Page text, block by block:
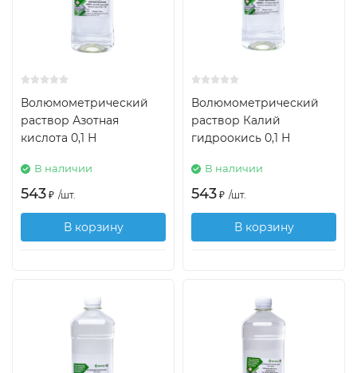
Волюмометрический
раствор Азотная
кислота 0,1 Н
В наличии
543 ₽ /шт.
В корзину
Волюмометрический
раствор Калий
гидроокись 0,1 Н
В наличии
543 ₽ /шт.
В корзину